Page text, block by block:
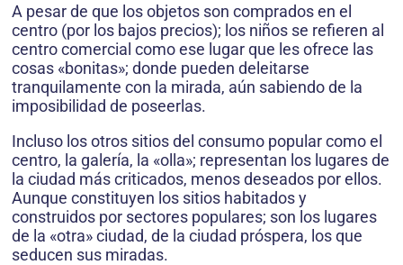
A pesar de que los objetos son comprados en el
centro (por los bajos precios); los niños se refieren al
centro comercial como ese lugar que les ofrece las
cosas «bonitas»; donde pueden deleitarse
tranquilamente con la mirada, aún sabiendo de la
imposibilidad de poseerlas.
Incluso los otros sitios del consumo popular como el
centro, la galería, la «olla»; representan los lugares de
la ciudad más criticados, menos deseados por ellos.
Aunque constituyen los sitios habitados y
construidos por sectores populares; son los lugares
de la «otra» ciudad, de la ciudad próspera, los que
seducen sus miradas.